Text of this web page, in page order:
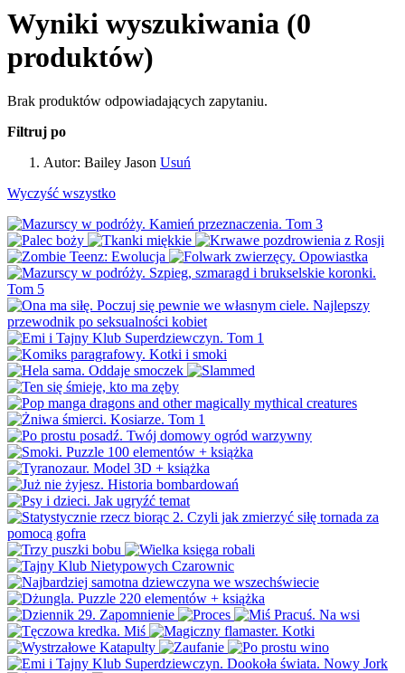
Wyniki wyszukiwania (0
produktów)
Brak produktów odpowiadających zapytaniu.
Filtruj po
Autor: Bailey Jason Usuń
Wyczyść wszystko